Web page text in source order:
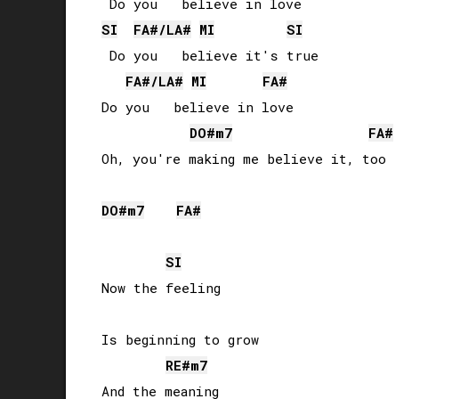
SI
FA#/LA# MI
SI
Do you   believe it's true
FA#/LA# MI
FA#
Do you   believe in love
DO#m7
FA#
Oh, you're making me believe it, too
DO#m7 FA#
SI
Now the feeling
Is beginning to grow
RE#m7
And the meaning